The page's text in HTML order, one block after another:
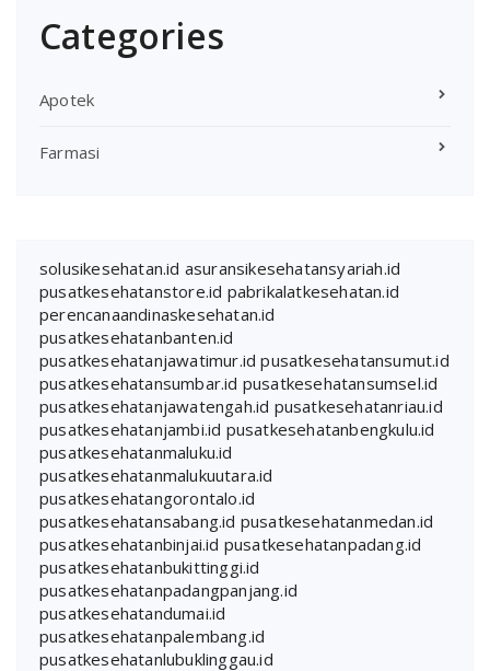
Categories
Apotek
Farmasi
solusikesehatan.id asuransikesehatansyariah.id
pusatkesehatanstore.id pabrikalatkesehatan.id
perencanaandinaskesehatan.id
pusatkesehatanbanten.id
pusatkesehatanjawatimur.id pusatkesehatansumut.id
pusatkesehatansumbar.id pusatkesehatansumsel.id
pusatkesehatanjawatengah.id pusatkesehatanriau.id
pusatkesehatanjambi.id pusatkesehatanbengkulu.id
pusatkesehatanmaluku.id
pusatkesehatanmalukuutara.id
pusatkesehatangorontalo.id
pusatkesehatansabang.id pusatkesehatanmedan.id
pusatkesehatanbinjai.id pusatkesehatanpadang.id
pusatkesehatanbukittinggi.id
pusatkesehatanpadangpanjang.id
pusatkesehatandumai.id
pusatkesehatanpalembang.id
pusatkesehatanlubuklinggau.id